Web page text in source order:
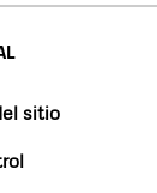
sitio